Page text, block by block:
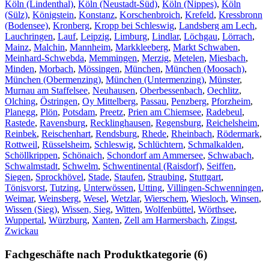
Köln (Lindenthal), Köln (Neustadt-Süd), Köln (Nippes), Köln
(Sülz), Königstein, Konstanz, Korschenbroich, Krefeld, Kressbronn
(Bodensee), Kronberg, Kropp bei Schleswig, Landsberg am Lech,
Lauchringen, Lauf, Leipzig, Limburg, Lindlar, Löchgau, Lörrach,
Mainz, Malchin, Mannheim, Markkleeberg, Markt Schwaben,
Meinhard-Schwebda, Memmingen, Merzig, Metelen, Miesbach,
Minden, Morbach, Mössingen, München, München (Moosach),
München (Obermenzing), München (Untermenzing), Münster,
Murnau am Staffelsee, Neuhausen, Oberbessenbach, Oechlitz,
Olching, Östringen, Oy Mittelberg, Passau, Penzberg, Pforzheim,
Planegg, Plön, Potsdam, Preetz, Prien am Chiemsee, Radebeul,
Rastede, Ravensburg, Recklinghausen, Regensburg, Reichelsheim,
Reinbek, Reischenhart, Rendsburg, Rhede, Rheinbach, Rödermark,
Rottweil, Rüsselsheim, Schleswig, Schlüchtern, Schmalkalden,
Schöllkrippen, Schönaich, Schondorf am Ammersee, Schwabach,
Schwalmstadt, Schwelm, Schwentinental (Raisdorf), Seiffen,
Siegen, Sprockhövel, Stade, Staufen, Straubing, Stuttgart,
Tönisvorst, Tutzing, Unterwössen, Utting, Villingen-Schwenningen,
Weimar, Weinsberg, Wesel, Wetzlar, Wierschem, Wiesloch, Winsen,
Wissen (Sieg), Wissen, Sieg, Witten, Wolfenbüttel, Wörthsee,
Wuppertal, Würzburg, Xanten, Zell am Harmersbach, Zingst,
Zwickau
Fachgeschäfte nach Produktkategorie (6)